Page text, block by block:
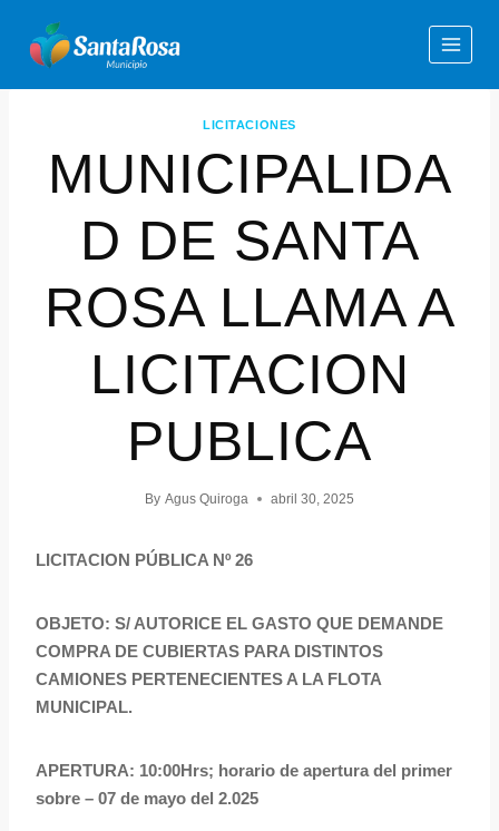
LICITACIONES
MUNICIPALIDA
D DE SANTA
ROSA LLAMA A
LICITACION
PUBLICA
By Agus Quiroga abril 30, 2025
LICITACION PÚBLICA Nº 26
OBJETO: S/ AUTORICE EL GASTO QUE DEMANDE
COMPRA DE CUBIERTAS PARA DISTINTOS
CAMIONES PERTENECIENTES A LA FLOTA
MUNICIPAL.
APERTURA: 10:00Hrs; horario de apertura del primer
sobre – 07 de mayo del 2.025